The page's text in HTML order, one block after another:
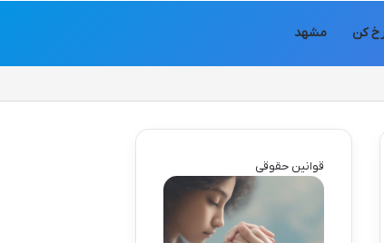
کن مشهد
قوانین حقوقی